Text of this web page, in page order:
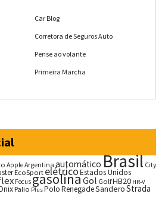
Car Blog
Corretora de Seguros Auto
Pense ao volante
Primeira Marcha
AppleArgentina automáticoBrasil City
EcoSportelétricoEstados Unidos
FocusgasolinaGol GolfHB20 HR-V
Palio PlusPoloRenegadeSanderoStrada